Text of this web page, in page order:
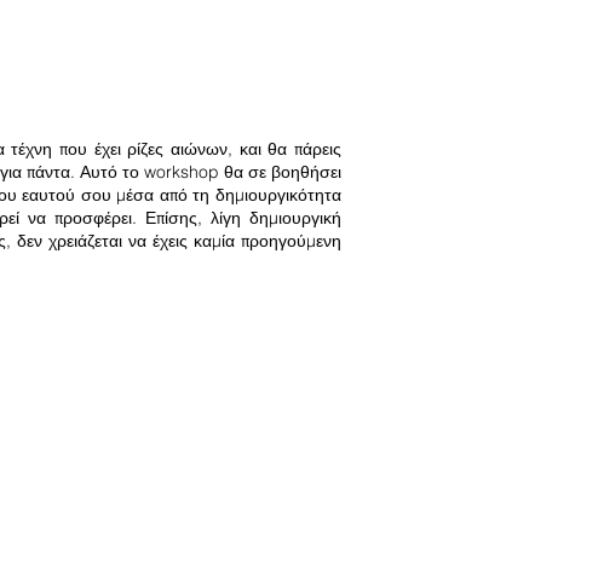
τέχνη που έχει ρίζες αιώνων, και θα πάρεις
πάντα. Αυτό το workshop θα σε βοηθήσει
εαυτού σου μέσα από τη δημιουργικότητα
να προσφέρει. Επίσης, λίγη δημιουργική
χρειάζεται να έχεις καμία προηγούμενη